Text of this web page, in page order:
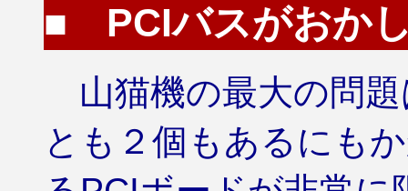
■ PCIバスがおか
山猫機の最大の問
とも２個もあるにも